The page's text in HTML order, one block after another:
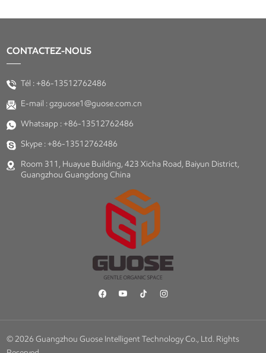
CONTACTEZ-NOUS
Tél :+86-13512762486
E-mail :gzguose1@guose.com.cn
Whatsapp :+86-13512762486
Skype :+86-13512762486
Room 311, Huayue Building, 423 Xicha Road, Baiyun District,
Guangzhou Guangdong China
© 2026 Guangzhou Guose Intelligent Technology Co., Ltd. Rights